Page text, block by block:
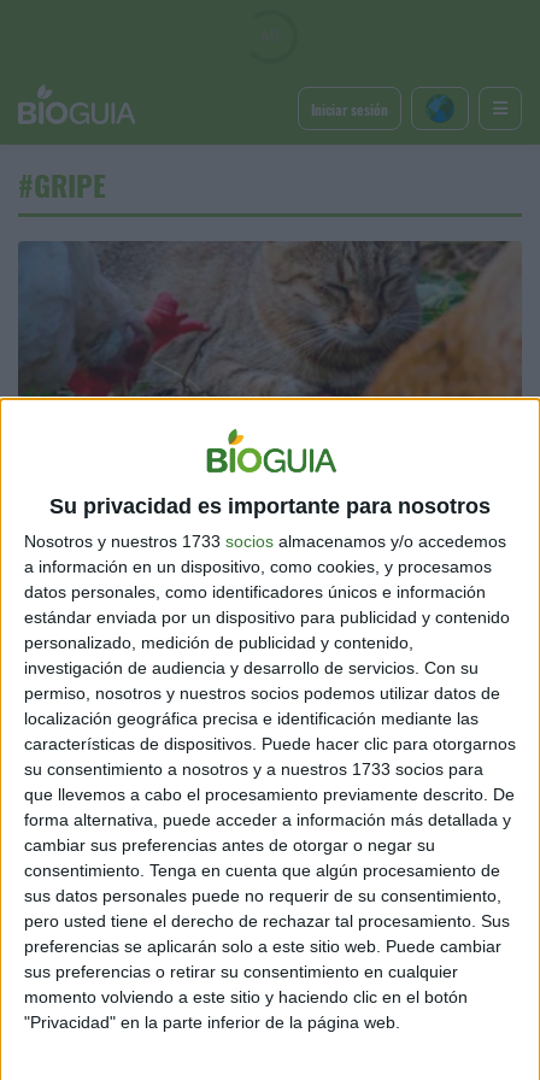
Su privacidad es importante para nosotros
Nosotros y nuestros 1733 socios almacenamos y/o accedemos
a información en un dispositivo, como cookies, y procesamos
datos personales, como identificadores únicos e información
estándar enviada por un dispositivo para publicidad y contenido
personalizado, medición de publicidad y contenido,
investigación de audiencia y desarrollo de servicios. Con su
permiso, nosotros y nuestros socios podemos utilizar datos de
localización geográfica precisa e identificación mediante las
características de dispositivos. Puede hacer clic para otorgarnos
su consentimiento a nosotros y a nuestros 1733 socios para
que llevemos a cabo el procesamiento previamente descrito. De
forma alternativa, puede acceder a información más detallada y
cambiar sus preferencias antes de otorgar o negar su
consentimiento. Tenga en cuenta que algún procesamiento de
sus datos personales puede no requerir de su consentimiento,
pero usted tiene el derecho de rechazar tal procesamiento. Sus
preferencias se aplicarán solo a este sitio web. Puede cambiar
sus preferencias o retirar su consentimiento en cualquier
momento volviendo a este sitio y haciendo clic en el botón
"Privacidad" en la parte inferior de la página web.
Iniciar sesión
#GRIPE
Alerta: virus de gripe aviar en mascotas en Estados
Unidos
3 min| 09/01/2025
En un reciente informe, las autoridades, alertaron sobre la aparición
del virus en mascotas, lo que aumentó la preocupación en la
población.
Inspirando el cambio
Contacto
Acerca de nosotros
Suscribete gratis a nuestro Newsletter